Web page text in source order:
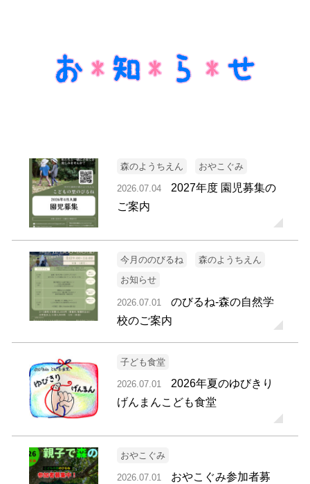
森のようちえん おやこぐみ
2026.07.04
2027年度 園児募集の
ご案内
今月ののびるね
森のようちえん
お知らせ
2026.07.01
のびるね-森の自然学
校のご案内
子ども食堂
2026.07.01
2026年夏のゆびきり
げんまんこども食堂
おやこぐみ
2026.07.01
おやこぐみ参加者募